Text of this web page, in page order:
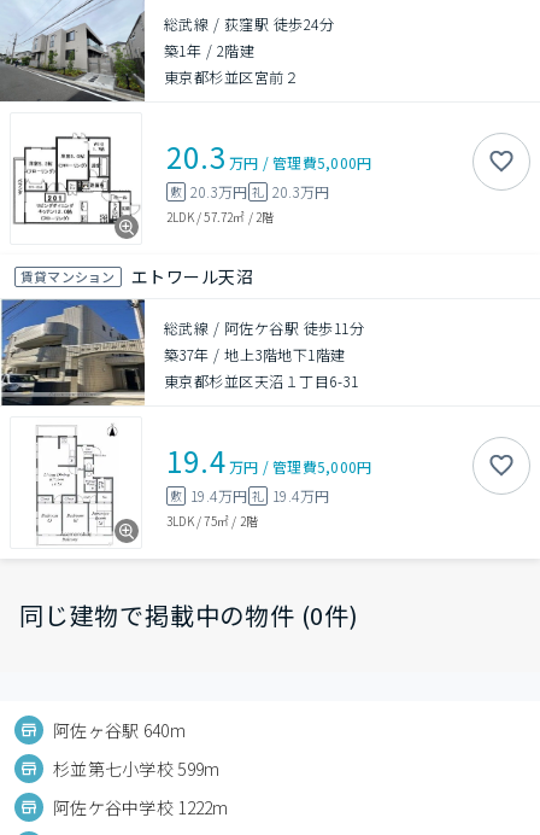
総武線 / 荻窪駅 徒歩24分
築1年 / 2階建
東京都杉並区宮前２
20.3 万円 /管理費5,000円
敷 20.3万円 礼 20.3万円
2LDK/57.72㎡ / 2階
賃貸マンション エトワール天沼
総武線 / 阿佐ケ谷駅 徒歩11分
築37年 /地上3階地下1階建
東京都杉並区天沼１丁目6-31
19.4万円 /管理費5,000円
敷 19.4万円 礼 19.4万円
3LDK/75㎡ / 2階
同じ建物で掲載中の物件 (0件)
阿佐ヶ谷駅 640m
杉並第七小学校 599m
阿佐ケ谷中学校 1222m